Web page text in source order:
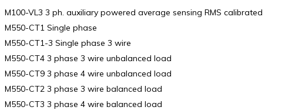
M100-VL3 3 ph. auxiliary powered average sensing RMS calibrated
M550-CT1 Single phase
M550-CT1-3 Single phase 3 wire
M550-CT4 3 phase 3 wire unbalanced load
M550-CT9 3 phase 4 wire unbalanced load
M550-CT2 3 phase 3 wire balanced load
M550-CT3 3 phase 4 wire balanced load